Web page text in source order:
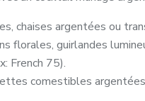
chaises argentées ou
florales, guirlandes
French 75).
comestibles